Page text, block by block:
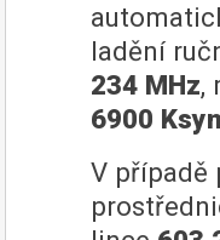
ladění
234 MHz,
6900
V případě